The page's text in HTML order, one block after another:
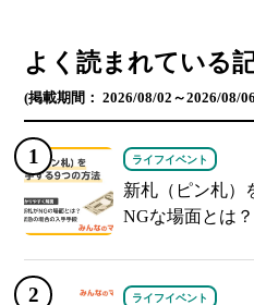
よく読まれている
(掲載期間： 2026/08/02～2026/08/
ライフイベント
新札（ピン札）
NGな場面とは？
ライフイベント